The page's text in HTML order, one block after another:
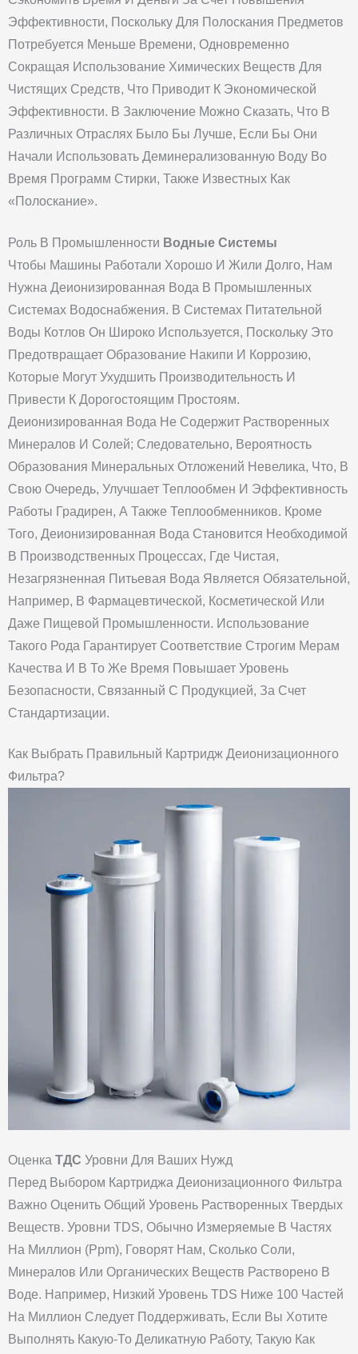
Эффективности, Поскольку Для Полоскания Предметов
Потребуется Меньше Времени, Одновременно
Сокращая Использование Химических Веществ Для
Чистящих Средств, Что Приводит К Экономической
Эффективности. В Заключение Можно Сказать, Что В
Различных Отраслях Было Бы Лучше, Если Бы Они
Начали Использовать Деминерализованную Воду Во
Время Программ Стирки, Также Известных Как
«полоскание».
Роль В Промышленности Водные Системы
Чтобы Машины Работали Хорошо И Жили Долго, Нам
Нужна Деионизированная Вода В Промышленных
Системах Водоснабжения. В Системах Питательной
Воды Котлов Он Широко Используется, Поскольку Это
Предотвращает Образование Накипи И Коррозию,
Которые Могут Ухудшить Производительность И
Привести К Дорогостоящим Простоям.
Деионизированная Вода Не Содержит Растворенных
Минералов И Солей; Следовательно, Вероятность
Образования Минеральных Отложений Невелика, Что, В
Свою Очередь, Улучшает Теплообмен И Эффективность
Работы Градирен, А Также Теплообменников. Кроме
Того, Деионизированная Вода Становится Необходимой
В Производственных Процессах, Где Чистая,
Незагрязненная Питьевая Вода Является Обязательной,
Например, В Фармацевтической, Косметической Или
Даже Пищевой Промышленности. Использование
Такого Рода Гарантирует Соответствие Строгим Мерам
Качества И В То Же Время Повышает Уровень
Безопасности, Связанный С Продукцией, За Счет
Стандартизации.
Как Выбрать Правильный Картридж Деионизационного
Фильтра?
Оценка ТДС Уровни Для Ваших Нужд
Перед Выбором Картриджа Деионизационного Фильтра
Важно Оценить Общий Уровень Растворенных Твердых
Веществ. Уровни TDS, Обычно Измеряемые В Частях
На Миллион (ppm), Говорят Нам, Сколько Соли,
Минералов Или Органических Веществ Растворено В
Воде. Например, Низкий Уровень TDS Ниже 100 Частей
На Миллион Следует Поддерживать, Если Вы Хотите
Выполнять Какую-То Деликатную Работу, Такую Как